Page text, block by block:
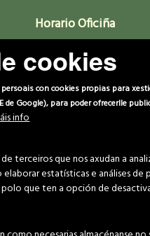
Horario Oficiña
Luns a Venres. 8am 14pm
© 2022
cookies
con cookies propias para
de Google), para poder ofrecerlle
info
terceiros que nos axudan a
elaborar estatísticas e análises
que ten a opción de